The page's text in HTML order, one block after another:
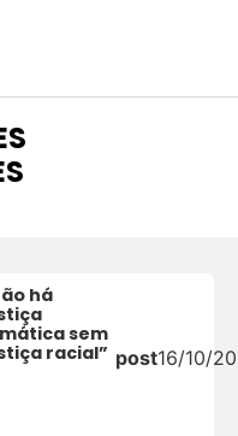
há
sem
racial” post16/10/